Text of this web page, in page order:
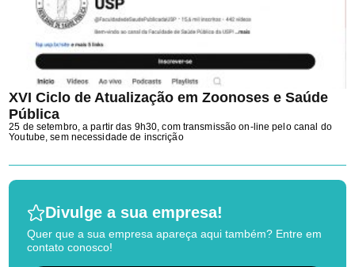
XVI Ciclo de Atualização em Zoonoses e Saúde
Pública
25 de setembro, a partir das 9h30, com transmissão on-line pelo canal do
Youtube, sem necessidade de inscrição
Divulge a sua empresa!
Quer que a sua empresa apareça aqui também? Entre em
contato conosco!